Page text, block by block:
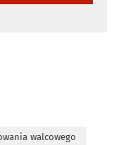
walcowego